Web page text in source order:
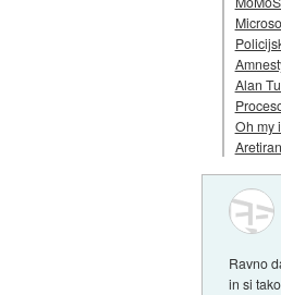
Alan
Oh my
Ravno
in si